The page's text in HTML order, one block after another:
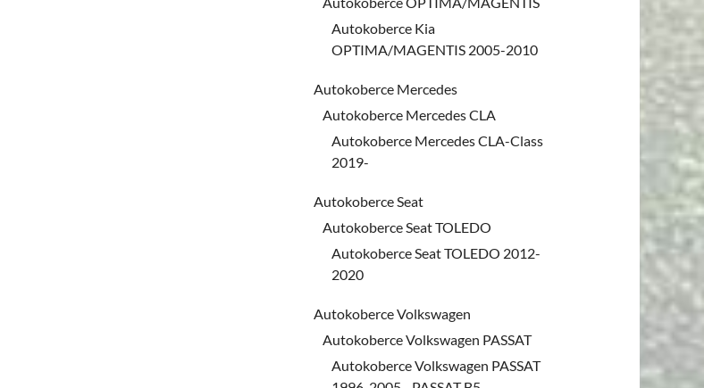
Autokoberce Kia
OPTIMA/MAGENTIS 2005-2010
Autokoberce Mercedes
Autokoberce Mercedes CLA
Autokoberce Mercedes CLA-Class
2019-
Autokoberce Seat
Autokoberce Seat TOLEDO
Autokoberce Seat TOLEDO 2012-
2020
Autokoberce Volkswagen
Autokoberce Volkswagen PASSAT
Autokoberce Volkswagen PASSAT